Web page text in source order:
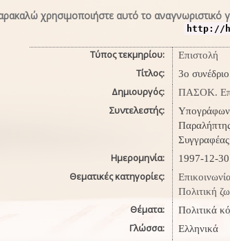
χρησιμοποιήστε αυτό το αναγνωριστικό
http://
Τύπος τεκμηρίου: Επιστολή
Τίτλος: 3ο
Δημιουργός: ΠΑΣΟΚ.
Συντελεστής:
Ημερομηνία: 1997-12-30
Θεματικές κατηγορίες:
Πολιτική
Θέματα: Πολιτικά
Γλώσσα: Ελληνικά